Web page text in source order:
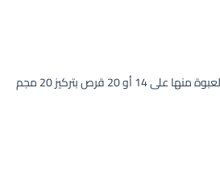
أقراص تؤخذ بالفم تحتوي العبوة منها على 14 أو 20 قرص بتركيز 20 مجم